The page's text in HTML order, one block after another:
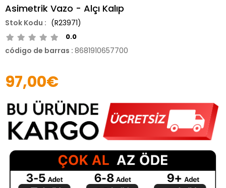
Asimetrik Vazo - Alçı Kalıp
(R23971)
0.0
código de barras : 8681910657700
97,00€